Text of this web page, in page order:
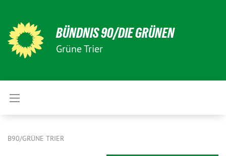
BÜNDNIS 90/DIE GRÜNEN
Grüne Trier
B90/GRÜNE TRIER